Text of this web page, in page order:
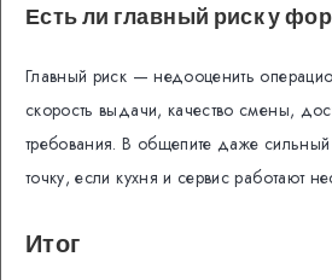
Есть ли главный риск у
Главный риск — недооценить
скорость выдачи, качество смены,
требования. В общепите даже
точку, если кухня и сервис работают
Итог